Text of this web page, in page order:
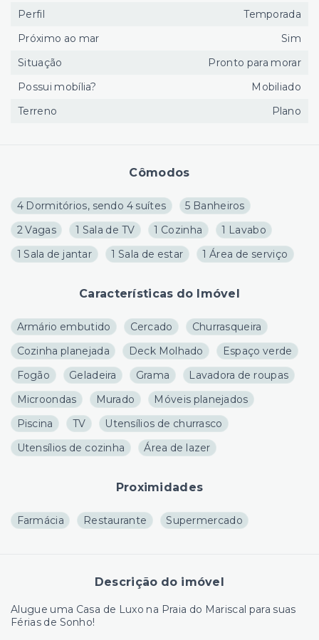
Cômodos
4 Dormitórios, sendo 4 suítes
5 Banheiros
2 Vagas
1 Sala de TV 1 Cozinha
1 Lavabo
1 Sala de jantar
1 Sala de estar 1 Área de serviço
Características do Imóvel
Armário embutido Cercado
Churrasqueira
Cozinha planejada
Deck Molhado
Espaço verde
Fogão
Geladeira Grama
Lavadora de roupas
Microondas
Murado
Móveis planejados
Piscina
TV
Utensílios de churrasco
Utensílios de cozinha
Área de lazer
Proximidades
Farmácia Restaurante Supermercado
Descrição do imóvel
Alugue uma Casa de Luxo na Praia do Mariscal para suas
Férias de Sonho!
Perfil
Temporada
Próximo ao mar
Sim
Situação
Pronto para morar
Possui mobília?
Mobiliado
Terreno
Plano